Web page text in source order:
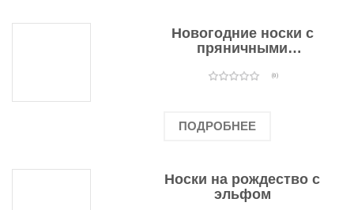
Новогодние носки с
пряничными
(0)
ПОДРОБНЕЕ
Носки на рождество с
эльфом